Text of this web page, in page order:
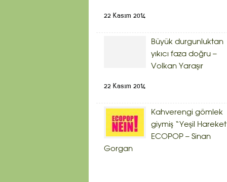
22 Kasım 2014
Büyük durgunluktan
yıkıcı faza doğru –
Volkan Yaraşır
22 Kasım 2014
Kahverengi gömlek
giymiş “Yeşil
ECOPOP – Sinan
Gorgan